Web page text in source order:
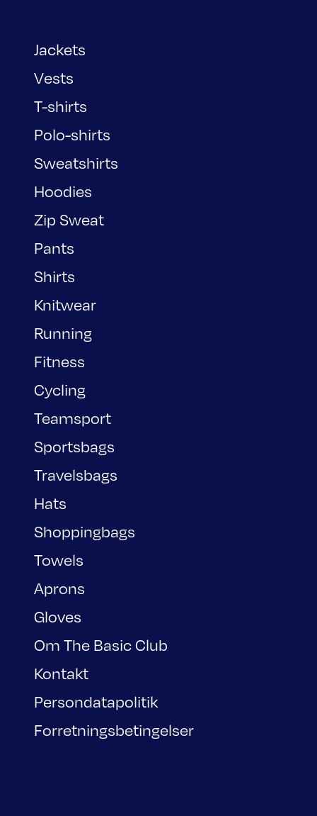
Jackets
Vests
T-shirts
Polo-shirts
Sweatshirts
Hoodies
Zip Sweat
Pants
Shirts
Knitwear
Running
Fitness
Cycling
Teamsport
Sportsbags
Travelsbags
Hats
Shoppingbags
Towels
Aprons
Gloves
Om The Basic Club
Kontakt
Persondatapolitik
Forretningsbetingelser